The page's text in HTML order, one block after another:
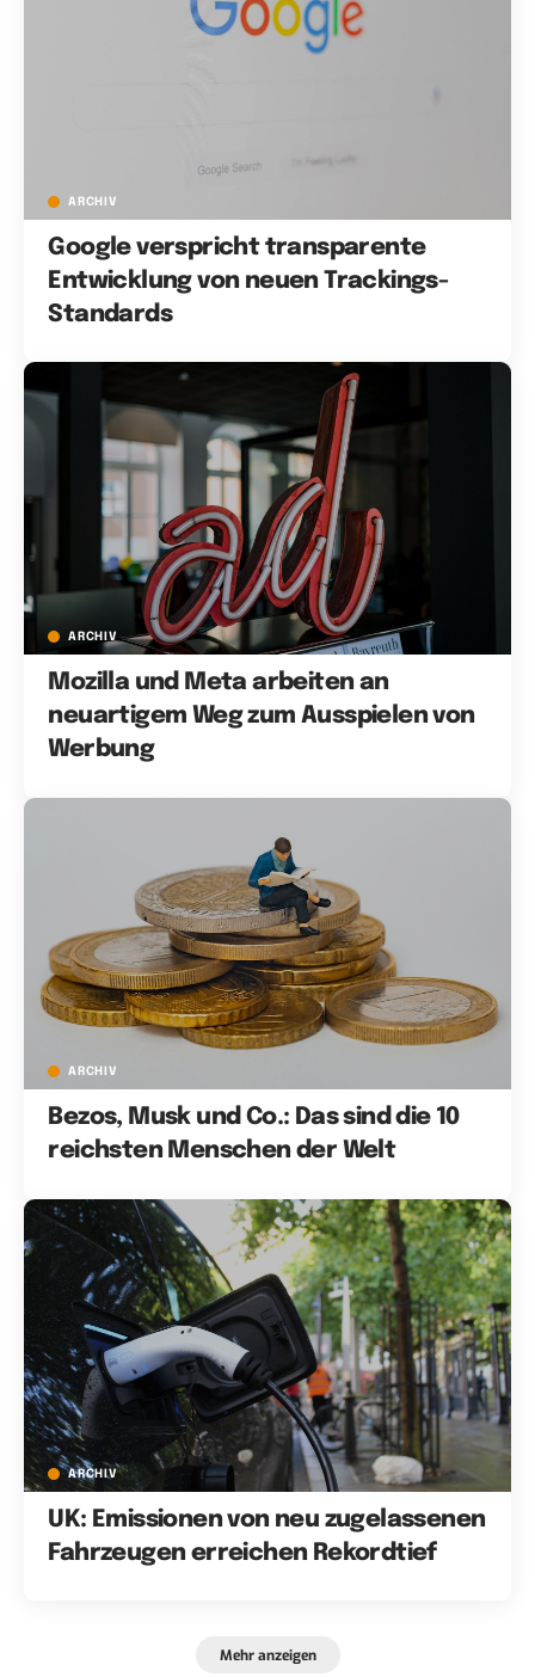
ARCHIV
Google verspricht transparente
Entwicklung von neuen Trackings-
Standards
ARCHIV
Mozilla und Meta arbeiten an
neuartigem Weg zum Ausspielen von
Werbung
ARCHIV
Bezos, Musk und Co.: Das sind die 10
reichsten Menschen der Welt
ARCHIV
UK: Emissionen von neu zugelassenen
Fahrzeugen erreichen Rekordtief
Mehr anzeigen